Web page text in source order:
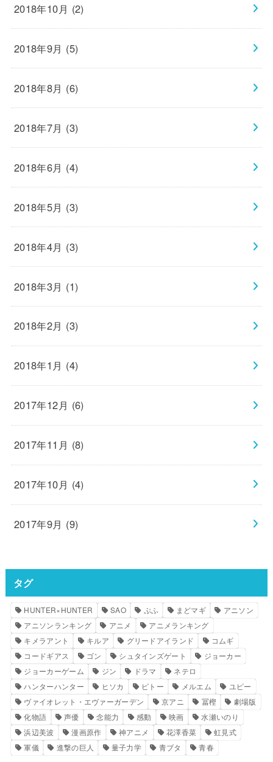
2018年10月 (2)
2018年9月 (5)
2018年8月 (6)
2018年7月 (3)
2018年6月 (4)
2018年5月 (3)
2018年4月 (3)
2018年3月 (1)
2018年2月 (3)
2018年1月 (4)
2017年12月 (6)
2017年11月 (8)
2017年10月 (4)
2017年9月 (9)
タグ
HUNTER×HUNTER SAO ぷふ まどマギ
アニソン
アニソンランキング
アニメ
アニメランキング
キメラアント
キルア グリードアイランド
コムギ
コードギアス
ゴン シュタインズゲート
ジョーカー
ジョーカーゲーム
ジン ドラマ
ネテロ
ハンターハンター
ヒソカ ピトー メルエム
ユピー
ヴァイオレット・エヴァーガーデン
京アニ 冨樫
劇場版
化物語
声優 念能力 感動 映画
水瀬いのり
浜辺美波
漫画原作 神アニメ 花澤香菜
虹見式
軍儀
進撃の巨人 量子力学 青ブタ 青春